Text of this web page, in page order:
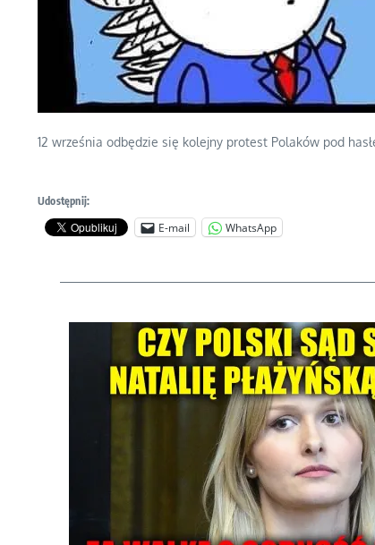
12 września odbędzie się kolejny protest Polaków pod
Udostępnij:
E-mail WhatsApp